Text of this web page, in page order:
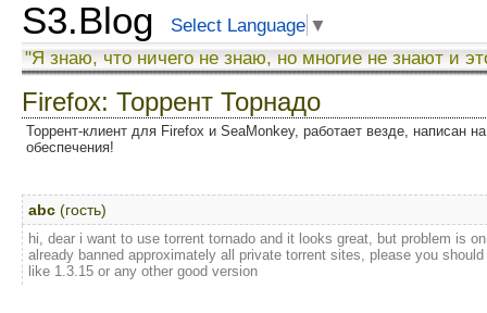
S3.Blog Select Language ▼
"Я знаю, что ничего не знаю, но многие не знают и
Firefox: Торрент Торнадо
Торрент-клиент для Firefox и SeaMonkey, работает везде, написан
обеспечения!
abc (гость)
hi, dear i want to use torrent tornado and it looks great, but problem is
already banned approximately all private torrent sites, please you
like 1.3.15 or any other good version